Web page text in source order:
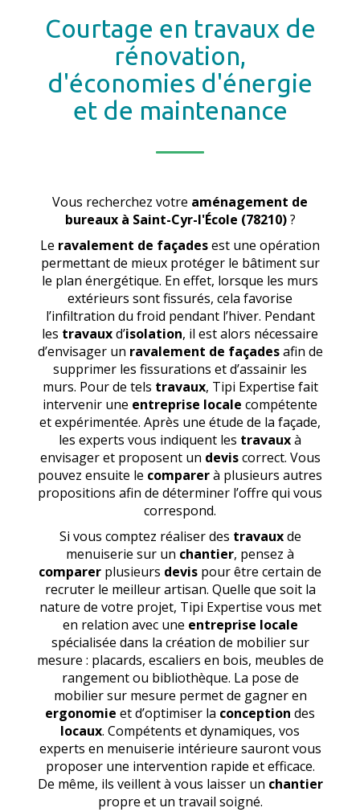
Courtage en travaux de
rénovation,
d'économies d'énergie
et de maintenance
Vous recherchez votre aménagement de
bureaux à Saint-Cyr-l'École (78210) ?
Le ravalement de façadesest une opération
permettant de mieux protéger le bâtiment sur
le plan énergétique. En effet, lorsque les murs
extérieurs sont fissurés, cela favorise
l’infiltration du froid pendant l’hiver. Pendant
les travauxd’isolation, il est alors nécessaire
d’envisager un ravalement de façadesafin de
supprimer les fissurations et d’assainir les
murs. Pour de tels travaux, Tipi Expertise fait
intervenir une entreprise locale compétente
et expérimentée. Après une étude de la façade,
les experts vous indiquent les travauxà
envisager et proposent un deviscorrect. Vous
pouvez ensuite le comparerà plusieurs autres
propositions afin de déterminer l’offre qui vous
correspond.
Si vous comptez réaliser des travauxde
menuiserie sur un chantier, pensez à
comparer plusieurs devis pour être certain de
recruter le meilleur artisan. Quelle que soit la
nature de votre projet, Tipi Expertise vous met
en relation avec une entreprise locale
spécialisée dans la création de mobilier sur
mesure : placards, escaliers en bois, meubles de
rangement ou bibliothèque. La pose de
mobilier sur mesure permet de gagner en
ergonomie et d’optimiser la conception des
locaux. Compétents et dynamiques, vos
experts en menuiserie intérieure sauront vous
proposer une intervention rapide et efficace.
De même, ils veillent à vous laisser un chantier
propre et un travail soigné.